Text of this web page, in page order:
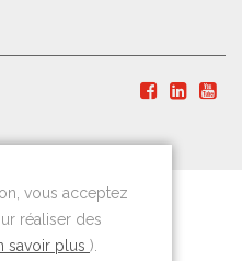
vous acceptez
réaliser des
savoir plus ).